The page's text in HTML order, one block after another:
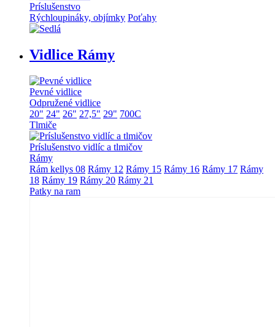
Príslušenstvo
Rýchloupináky, objímky Poťahy
Vidlice Rámy
Pevné vidlice
Odpružené vidlice
20" 24" 26" 27,5" 29" 700C
Tlmiče
Príslušenstvo vidlíc a tlmičov
Rámy
Rám kellys 08 Rámy 12 Rámy 15 Rámy 16 Rámy 17 Rámy
18 Rámy 19 Rámy 20 Rámy 21
Patky na ram